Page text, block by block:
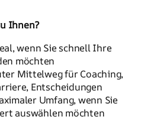
Ihnen?
wenn Sie schnell Ihre
möchten
Mittelweg für Coaching,
Entscheidungen
Umfang, wenn Sie
auswählen möchten